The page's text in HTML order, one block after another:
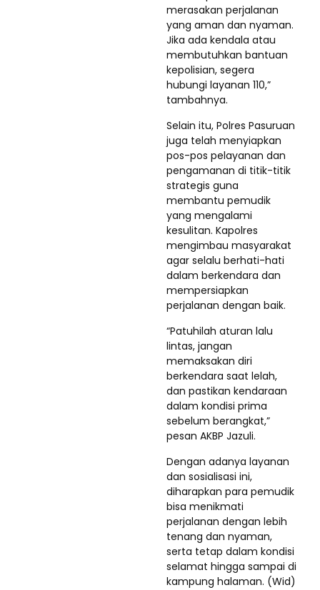
merasakan perjalanan
yang aman dan nyaman.
Jika ada kendala atau
membutuhkan bantuan
kepolisian, segera
hubungi layanan 110,”
tambahnya.
Selain itu, Polres Pasuruan
juga telah menyiapkan
pos-pos pelayanan dan
pengamanan di titik-titik
strategis guna
membantu pemudik
yang mengalami
kesulitan. Kapolres
mengimbau masyarakat
agar selalu berhati-hati
dalam berkendara dan
mempersiapkan
perjalanan dengan baik.
“Patuhilah aturan lalu
lintas, jangan
memaksakan diri
berkendara saat lelah,
dan pastikan kendaraan
dalam kondisi prima
sebelum berangkat,”
pesan AKBP Jazuli.
Dengan adanya layanan
dan sosialisasi ini,
diharapkan para pemudik
bisa menikmati
perjalanan dengan lebih
tenang dan nyaman,
serta tetap dalam kondisi
selamat hingga sampai di
kampung halaman. (Wid)